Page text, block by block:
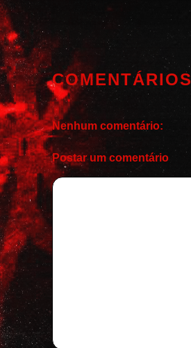
COMENTÁRIOS
Nenhum comentário:
Postar um comentário